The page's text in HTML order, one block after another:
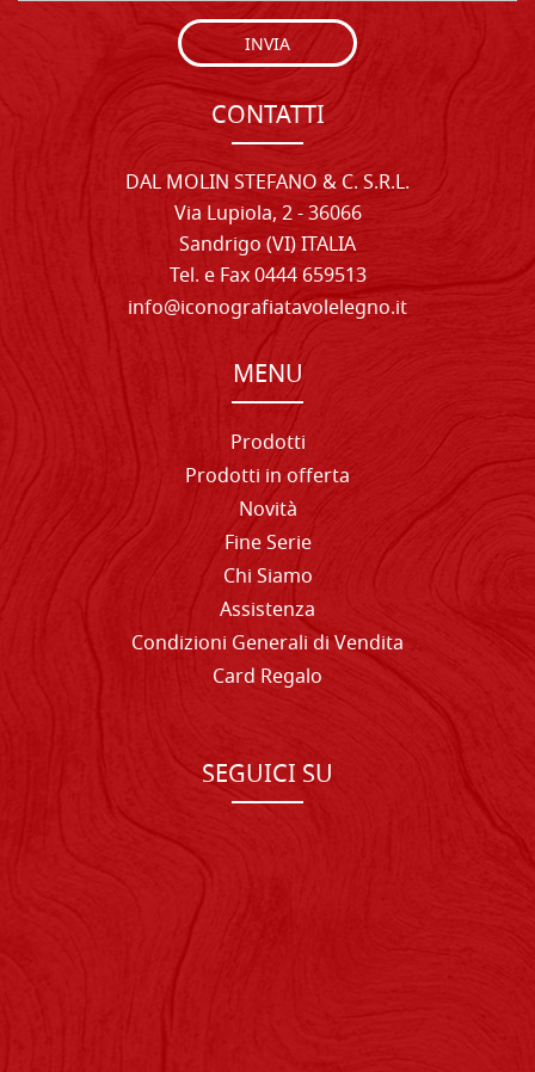
INVIA
CONTATTI
DAL MOLIN STEFANO & C. S.R.L.
Via Lupiola, 2 - 36066
Sandrigo (VI) ITALIA
Tel. e Fax 0444 659513
info@iconografiatavolelegno.it
MENU
Prodotti
Prodotti in offerta
Novità
Fine Serie
Chi Siamo
Assistenza
Condizioni Generali di Vendita
Card Regalo
SEGUICI SU